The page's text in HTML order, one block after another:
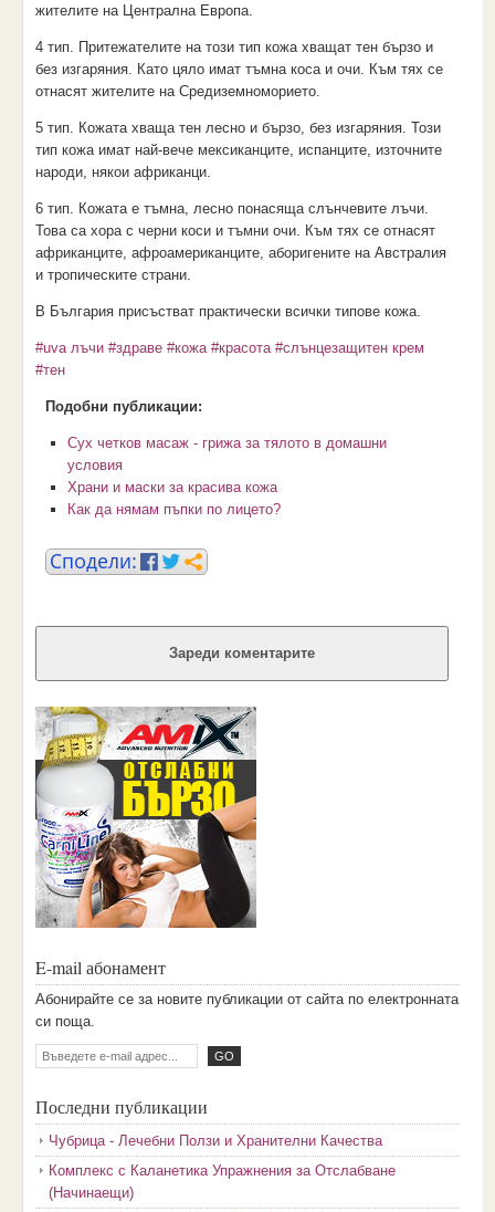
жителите на Централна Европа.
4 тип. Притежателите на този тип кожа хващат тен бързо и
без изгаряния. Като цяло имат тъмна коса и очи. Към тях се
отнасят жителите на Средиземноморието.
5 тип. Кожата хваща тен лесно и бързо, без изгаряния. Този
тип кожа имат най-вече мексиканците, испанците, източните
народи, някои африканци.
6 тип. Кожата е тъмна, лесно понасяща слънчевите лъчи.
Това са хора с черни коси и тъмни очи. Към тях се отнасят
африканците, афроамериканците, аборигените на Австралия
и тропическите страни.
В България присъстват практически всички типове кожа.
#uva лъчи #здраве #кожа #красота #слънцезащитен крем
#тен
Подобни публикации:
Сух четков масаж - грижа за тялото в домашни
условия
Храни и маски за красива кожа
Как да нямам пъпки по лицето?
Зареди коментарите
E-mail абонамент
Aбoниpaйтe ce зa нoвитe пyбликaции oт caйтa пo eлeктpoннaтa
cи пoщa.
Последни публикации
Чубрица - Лечебни Ползи и Хранителни Качества
Комплекс с Каланетика Упражнения за Отслабване
(Начинаещи)